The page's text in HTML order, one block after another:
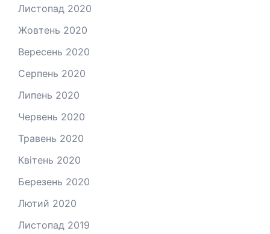
Листопад 2020
Жовтень 2020
Вересень 2020
Серпень 2020
Липень 2020
Червень 2020
Травень 2020
Квітень 2020
Березень 2020
Лютий 2020
Листопад 2019